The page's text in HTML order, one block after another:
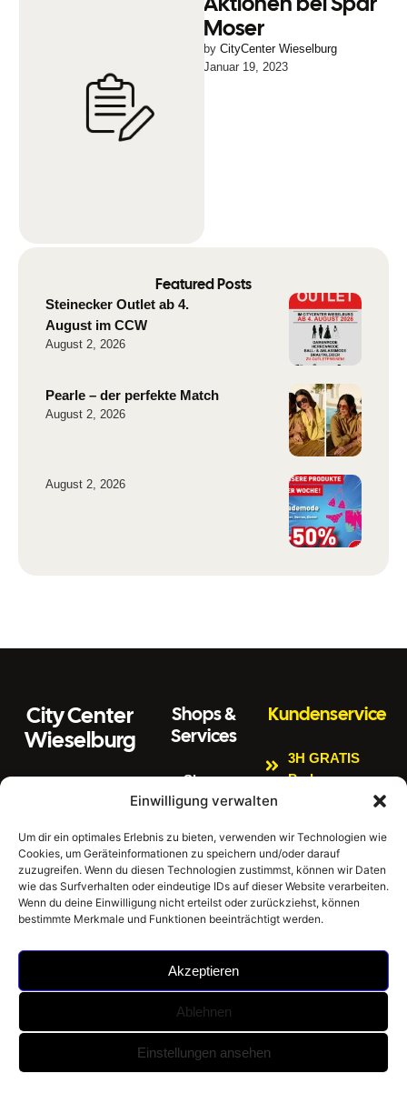
Einwilligung verwalten
Um dir ein optimales Erlebnis zu bieten, verwenden wir Technologien wie
Cookies, um Geräteinformationen zu speichern und/oder darauf
zuzugreifen. Wenn du diesen Technologien zustimmst, können wir Daten
wie das Surfverhalten oder eindeutige IDs auf dieser Website verarbeiten.
Wenn du deine Einwilligung nicht erteilst oder zurückziehst, können
bestimmte Merkmale und Funktionen beeinträchtigt werden.
Akzeptieren
Ablehnen
Einstellungen ansehen
Moser
by CityCenter Wieselburg
Januar 19, 2023
Featured Posts
Steinecker Outlet ab 4.
August im CCW
August 2, 2026
Pearle – der perfekte Match
August 2, 2026
August 2, 2026
City Center
Wieselburg
3250 Wieselburg
Tel: 0664 4407889
E
m
ai
l:
office@citycenter
wieselburg.at
Sonntag 8:00 Uhr
Shops &
Services
Shops
Citycenter
Newsletter
Impressum
Datenschutzerklär
ung
Hausordnung
Kundenservice
3H GRATIS
Parken
Kinderspielbere
Bankomat
Gratis W-LAN
E-Tankstellen
2026
City Center Wieselburg -
Umsetzung: BrainStorm